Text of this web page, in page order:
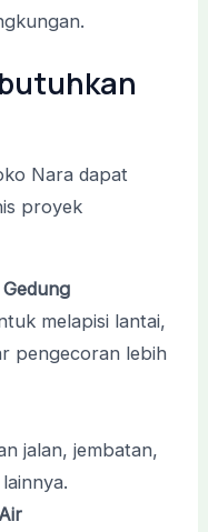
Nara dapat
proyek
melapisi lantai,
pengecoran lebih
jalan, jembatan,